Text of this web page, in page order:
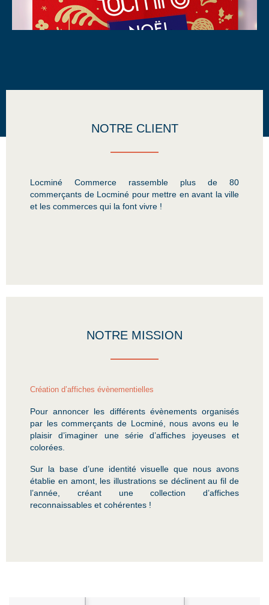
NOTRE CLIENT
Locminé Commerce rassemble plus de 80
commerçants de Locminé pour mettre en avant la ville
et les commerces qui la font vivre !
NOTRE MISSION
Création d’affiches évènementielles
Pour annoncer les différents évènements organisés
par les commerçants de Locminé, nous avons eu le
plaisir d’imaginer une série d’affiches joyeuses et
colorées.
Sur la base d’une identité visuelle que nous avons
établie en amont, les illustrations se déclinent au fil de
l’année, créant une collection d’affiches
reconnaissables et cohérentes !